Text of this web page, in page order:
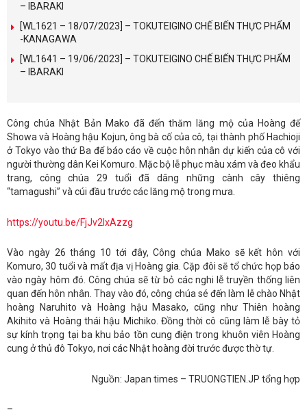
– IBARAKI
[WL1621 – 18/07/2023] – TOKUTEIGINO CHẾ BIẾN THỰC PHẨM
-KANAGAWA
[WL1641 – 19/06/2023] – TOKUTEIGINO CHẾ BIẾN THỰC PHẨM
– IBARAKI
Công chúa Nhật Bản Mako đã đến thăm lăng mộ của Hoàng đế
Showa và Hoàng hậu Kojun, ông bà cố của cô, tại thành phố Hachioji
ở Tokyo vào thứ Ba để báo cáo về cuộc hôn nhân dự kiến ​​của cô với
người thường dân Kei Komuro. Mặc bộ lễ phục màu xám và đeo khẩu
trang, công chúa 29 tuổi đã dâng những cành cây thiêng
“tamagushi” và cúi đầu trước các lăng mộ trong mưa.
https://youtu.be/FjJv2IxAzzg
Vào ngày 26 tháng 10 tới đây, Công chúa Mako sẽ kết hôn với
Komuro, 30 tuổi và mất địa vị Hoàng gia. Cặp đôi sẽ tổ chức họp báo
vào ngày hôm đó. Công chúa sẽ từ bỏ các nghi lễ truyền thống liên
quan đến hôn nhân. Thay vào đó, công chúa sé đến làm lễ chào Nhật
hoàng Naruhito và Hoàng hậu Masako, cũng như Thiên hoàng
Akihito và Hoàng thái hậu Michiko. Đồng thời cô cũng làm lễ bày tỏ
sự kính trọng tại ba khu bảo tồn cung điện trong khuôn viên Hoàng
cung ở thủ đô Tokyo, nơi các Nhật hoàng đời trước được thờ tự.
Nguồn: Japan times – TRUONGTIEN.JP tổng hợp
–